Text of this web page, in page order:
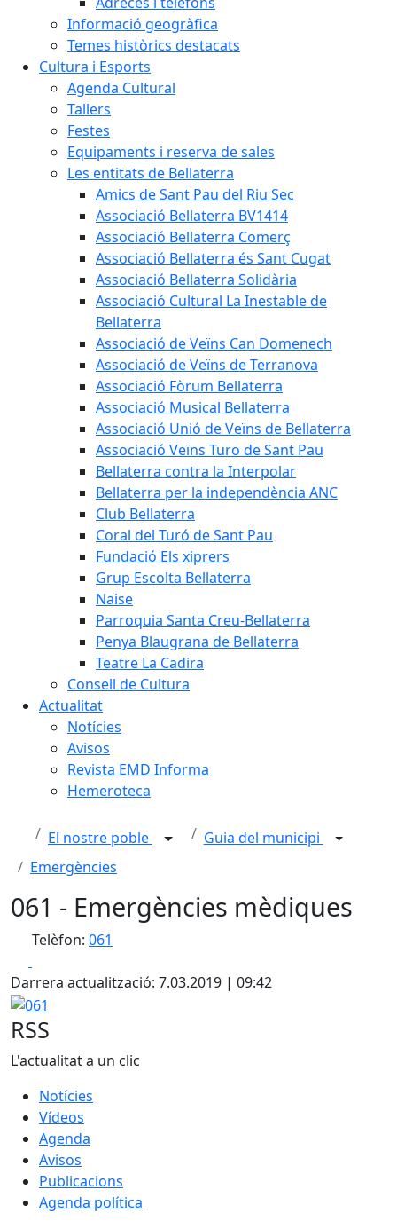
Informació geogràfica
Temes històrics destacats
Cultura i Esports
Agenda Cultural
Tallers
Festes
Equipaments i reserva de sales
Les entitats de Bellaterra
Amics de Sant Pau del Riu Sec
Associació Bellaterra BV1414
Associació Bellaterra Comerç
Associació Bellaterra és Sant Cugat
Associació Bellaterra Solidària
Associació Cultural La Inestable de
Bellaterra
Associació de Veïns Can Domenech
Associació de Veïns de Terranova
Associació Fòrum Bellaterra
Associació Musical Bellaterra
Associació Unió de Veïns de Bellaterra
Associació Veïns Turo de Sant Pau
Bellaterra contra la Interpolar
Bellaterra per la independència ANC
Club Bellaterra
Coral del Turó de Sant Pau
Fundació Els xiprers
Grup Escolta Bellaterra
Naise
Parroquia Santa Creu-Bellaterra
Penya Blaugrana de Bellaterra
Teatre La Cadira
Consell de Cultura
Actualitat
Notícies
Avisos
Revista EMD Informa
Hemeroteca
El nostre poble
Guia del municipi
Emergències
061 - Emergències mèdiques
Telèfon: 061
Darrera actualització: 7.03.2019 | 09:42
061
RSS
L'actualitat a un clic
Notícies
Vídeos
Agenda
Avisos
Publicacions
Agenda política